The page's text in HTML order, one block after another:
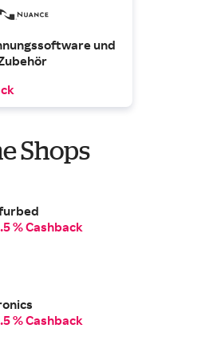
und
Shops
% Cashback
% Cashback